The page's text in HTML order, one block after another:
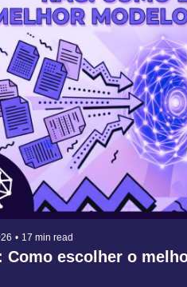
• 17 min read
Como escolher o